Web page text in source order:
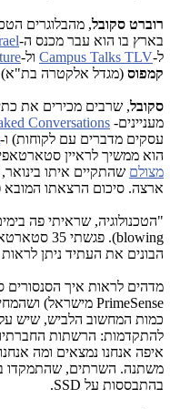
רוברט סקובל, מהבלוגרים
בארץ בו הוא עבר מכנס ה-
ל-Campus Talks TLV ול-
קמפוס (מגדל אלקטרה בת"א)
סקובל, שרבים מכירים את
מעניינים- Conversations
עסקים מדברים עם לקוחות) ו-
הוא ממשיך לראיין
מצולם שהתקיים איתו
ארצה. סיכום הרצאתו המובא פה
"הטכנולוגיה, שראיתי פה
blowing
). פגשתי
הבונים את העתיד ניתן
מדהים לראות איך הסנסורים
PrimeSense מישראל)
כמות המחשוב הלביש, שיש
להתקדמות: הרשתות
איפה אנחנו נמצאים ומה
משתנה. השרתים, שהתמקדו
בהתבססות על SSD
.